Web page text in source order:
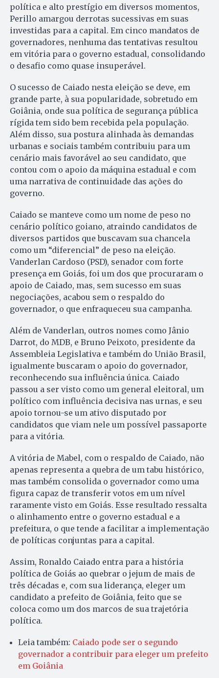
política e alto prestígio em diversos momentos,
Perillo amargou derrotas sucessivas em suas
investidas para a capital. Em cinco mandatos de
governadores, nenhuma das tentativas resultou
em vitória para o governo estadual, consolidando
o desafio como quase insuperável.
O sucesso de Caiado nesta eleição se deve, em
grande parte, à sua popularidade, sobretudo em
Goiânia, onde sua política de segurança pública
rígida tem sido bem recebida pela população.
Além disso, sua postura alinhada às demandas
urbanas e sociais também contribuiu para um
cenário mais favorável ao seu candidato, que
contou com o apoio da máquina estadual e com
uma narrativa de continuidade das ações do
governo.
Caiado se manteve como um nome de peso no
cenário político goiano, atraindo candidatos de
diversos partidos que buscavam sua chancela
como um “diferencial” de peso na eleição.
Vanderlan Cardoso (PSD), senador com forte
presença em Goiás, foi um dos que procuraram o
apoio de Caiado, mas, sem sucesso em suas
negociações, acabou sem o respaldo do
governador, o que enfraqueceu sua campanha.
Além de Vanderlan, outros nomes como Jânio
Darrot, do MDB, e Bruno Peixoto, presidente da
Assembleia Legislativa e também do União Brasil,
igualmente buscaram o apoio do governador,
reconhecendo sua influência única. Caiado
passou a ser visto como um general eleitoral, um
político com influência decisiva nas urnas, e seu
apoio tornou-se um ativo disputado por
candidatos que viam nele um possível passaporte
para a vitória.
A vitória de Mabel, com o respaldo de Caiado, não
apenas representa a quebra de um tabu histórico,
mas também consolida o governador como uma
figura capaz de transferir votos em um nível
raramente visto em Goiás. Esse resultado ressalta
o alinhamento entre o governo estadual e a
prefeitura, o que tende a facilitar a implementação
de políticas conjuntas para a capital.
Assim, Ronaldo Caiado entra para a história
política de Goiás ao quebrar o jejum de mais de
três décadas e, com sua liderança, eleger um
candidato a prefeito de Goiânia, feito que se
coloca como um dos marcos de sua trajetória
política.
Leia também: Caiado pode ser o segundo
governador a contribuir para eleger um prefeito
em Goiânia